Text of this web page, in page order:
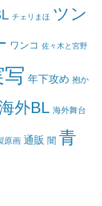
チェリまほ ツン
ワンコ 佐々木と宮野
写 年下攻め 抱か
外BL 海外舞台
原画 通販 闇 青